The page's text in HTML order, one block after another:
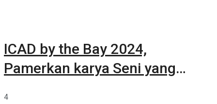
ICAD by the Bay 2024,
Pamerkan karya Seni yang
4